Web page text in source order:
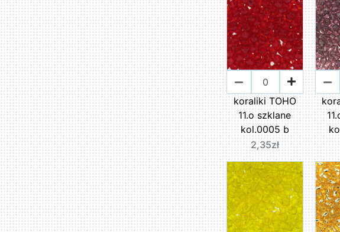
koraliki TOHO
11.o szklane
kol.0005 b
2,35zł